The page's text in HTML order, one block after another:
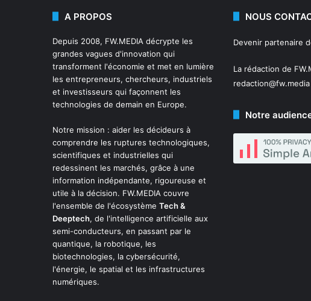
A PROPOS
Depuis 2008, FW.MEDIA décrypte les
grandes vagues d'innovation qui
transforment l'économie et met en lumière
les entrepreneurs, chercheurs, industriels
et investisseurs qui façonnent les
technologies de demain en Europe.
Notre mission : aider les décideurs à
comprendre les ruptures technologiques,
scientifiques et industrielles qui
redessinent les marchés, grâce à une
information indépendante, rigoureuse et
utile à la décision. FW.MEDIA couvre
l'ensemble de l'écosystème Tech &
Deeptech, de l'intelligence artificielle aux
semi-conducteurs, en passant par le
quantique, la robotique, les
biotechnologies, la cybersécurité,
l'énergie, le spatial et les infrastructures
numériques.
NOUS
Devenir partenaire
La rédaction de
redaction@fw.media
Notre